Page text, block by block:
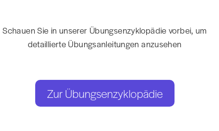
Schauen Sie in unserer Übungsenzyklopädie vorbei, um
detaillierte Übungsanleitungen anzusehen
Zur Übungsenzyklopädie